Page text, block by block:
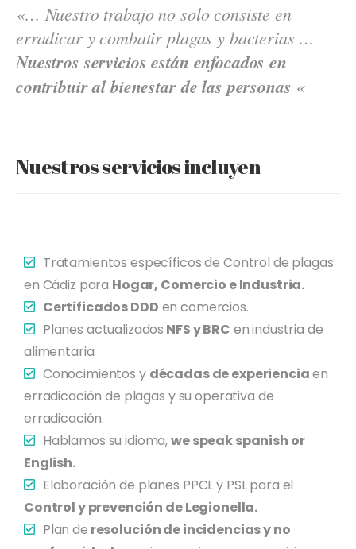
«… Nuestro trabajo no solo consiste en
erradicar y combatir plagas y bacterias …
Nuestros servicios están enfocados en
contribuir al bienestar de las personas «
Nuestros servicios incluyen
Tratamientos específicos de Control de plagas
en Cádiz para Hogar, Comercio e Industria.
Certificados DDD en comercios.
Planes actualizados NFS y BRC en industria de
alimentaria.
Conocimientos y décadas de experienciaen
erradicación de plagas y su operativa de
erradicación.
Hablamos su idioma,we speak spanish or
English.
Elaboración de planes PPCL y PSL para el
Control y prevención de Legionella.
Plan de resolución de incidencias y no